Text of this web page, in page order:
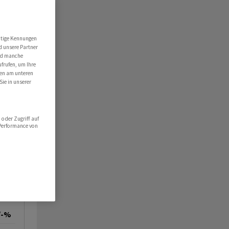
%
Kennungen
unsere Partner
manche
um Ihre
am unteren
in unserer
oder Zugriff auf
von